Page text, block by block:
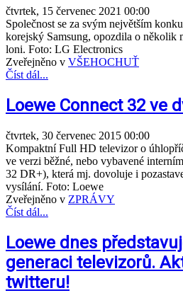
čtvrtek, 15 červenec 2021 00:00
Společnost se za svým největším
korejský Samsung, opozdila o několik
loni. Foto: LG Electronics
Zveřejněno v VŠEHOCHUŤ
Číst dál...
Loewe Connect 32 ve
čtvrtek, 30 červenec 2015 00:00
Kompaktní Full HD televizor o
ve verzi běžné, nebo vybavené
32 DR+), která mj. dovoluje i
vysílání. Foto: Loewe
Zveřejněno v ZPRÁVY
Číst dál...
Loewe dnes
generaci televizorů.
twitteru!